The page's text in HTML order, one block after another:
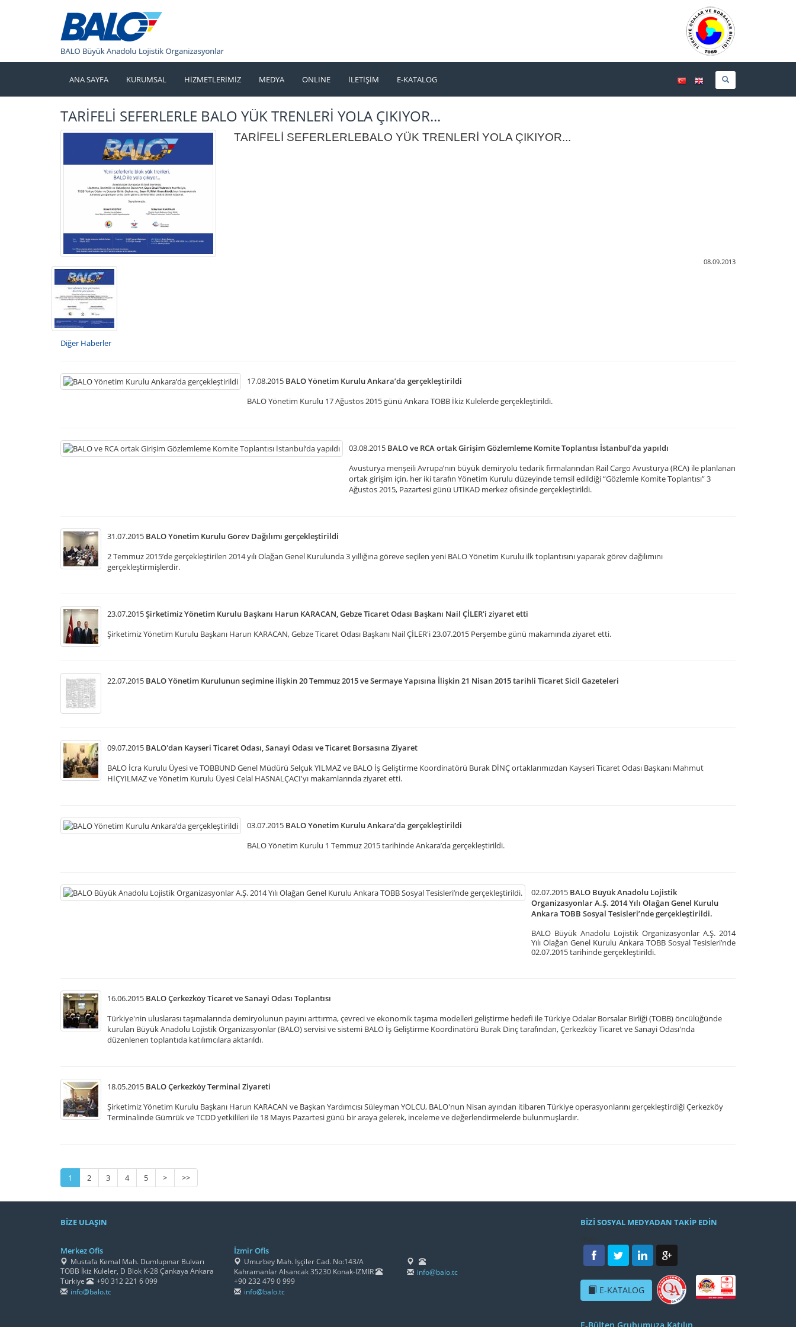
ANA SAYFA KURUMSAL HİZMETLERİMİZ MEDYA ONLINE İLETİŞİM E-KATALOG
TÜRKÇEENGLISH
TARİFELİ SEFERLERLE BALO YÜK TRENLERİ YOLA ÇIKIYOR...
TARİFELİ SEFERLERLEBALO YÜK TRENLERİ YOLA ÇIKIYOR...
08.09.2013
Diğer Haberler
17.08.2015 BALO Yönetim Kurulu Ankara’da gerçekleştirildi
BALO Yönetim Kurulu 17 Ağustos 2015 günü Ankara TOBB İkiz Kulelerde gerçekleştirildi.
03.08.2015 BALO ve RCA ortak Girişim Gözlemleme Komite Toplantısı İstanbul’da yapıldı
Avusturya menşeili Avrupa’nın büyük demiryolu tedarik firmalarından Rail Cargo Avusturya (RCA) ile planlanan
ortak girişim için, her iki tarafın Yönetim Kurulu düzeyinde temsil edildiği “Gözlemle Komite Toplantısı” 3
Ağustos 2015, Pazartesi günü UTİKAD merkez ofisinde gerçekleştirildi.
31.07.2015 BALO Yönetim Kurulu Görev Dağılımı gerçekleştirildi
2 Temmuz 2015’de gerçekleştirilen 2014 yılı Olağan Genel Kurulunda 3 yıllığına göreve seçilen yeni BALO Yönetim Kurulu ilk toplantısını yaparak görev dağılımını
gerçekleştirmişlerdir.
23.07.2015Şirketimiz Yönetim Kurulu Başkanı Harun KARACAN, Gebze Ticaret Odası Başkanı Nail ÇİLER'i ziyaret etti
Şirketimiz Yönetim Kurulu Başkanı Harun KARACAN, Gebze Ticaret Odası Başkanı Nail ÇİLER'i 23.07.2015 Perşembe günü makamında ziyaret etti.
22.07.2015 BALO Yönetim Kurulunun seçimine ilişkin 20 Temmuz 2015 ve Sermaye Yapısına İlişkin 21 Nisan 2015 tarihli Ticaret Sicil Gazeteleri
09.07.2015 BALO'dan Kayseri Ticaret Odası, Sanayi Odası ve Ticaret Borsasına Ziyaret
BALO İcra Kurulu Üyesi ve TOBBUND Genel Müdürü Selçuk YILMAZ ve BALO İş Geliştirme Koordinatörü Burak DİNÇ ortaklarımızdan Kayseri Ticaret Odası Başkanı Mahmut
HİÇYILMAZ ve Yönetim Kurulu Üyesi Celal HASNALÇACI'yı makamlarında ziyaret etti.
03.07.2015 BALO Yönetim Kurulu Ankara’da gerçekleştirildi
BALO Yönetim Kurulu 1 Temmuz 2015 tarihinde Ankara’da gerçekleştirildi.
02.07.2015 BALO Büyük Anadolu Lojistik
Organizasyonlar A.Ş. 2014 Yılı Olağan Genel Kurulu
Ankara TOBB Sosyal Tesisleri’nde gerçekleştirildi.
BALO Büyük Anadolu Lojistik Organizasyonlar A.Ş. 2014
Yılı Olağan Genel Kurulu Ankara TOBB Sosyal Tesisleri’nde
02.07.2015 tarihinde gerçekleştirildi.​
16.06.2015 BALO Çerkezköy Ticaret ve Sanayi Odası Toplantısı
Türkiye'nin uluslarası taşımalarında demiryolunun payını arttırma, çevreci ve ekonomik taşıma modelleri geliştirme hedefi ile Türkiye Odalar Borsalar Birliği (TOBB) öncülüğünde
kurulan Büyük Anadolu Lojistik Organizasyonlar (BALO) servisi ve sistemi BALO İş Geliştirme Koordinatörü Burak Dinç tarafından, Çerkezköy Ticaret ve Sanayi Odası'nda
düzenlenen toplantıda katılımcılara aktarıldı.
18.05.2015 BALO Çerkezköy Terminal Ziyareti
Şirketimiz Yönetim Kurulu Başkanı Harun KARACAN ve Başkan Yardımcısı Süleyman YOLCU, BALO'nun Nisan ayından itibaren Türkiye operasyonlarını gerçekleştirdiği Çerkezköy
Terminalinde Gümrük ve TCDD yetkilileri ile 18 Mayıs Pazartesi günü bir araya gelerek, inceleme ve değerlendirmelerde bulunmuşlardır.
1 2 3 4 5 > >>
BİZE ULAŞIN
BİZİ SOSYAL MEDYADAN TAKİP EDİN
Merkez Ofis
Mustafa Kemal Mah. Dumlupınar Bulvarı
TOBB İkiz Kuleler, D Blok K-28 Çankaya Ankara
Türkiye
+90 312 221 6 099
info@balo.tc
İzmir Ofis
Umurbey Mah. İşçiler Cad. No:143/A
Kahramanlar Alsancak 35230 Konak-İZMİR
+90 232 479 0 999
info@balo.tc
info@balo.tc
E-KATALOG